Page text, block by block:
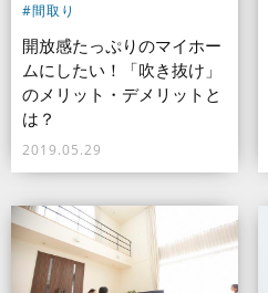
#間取り
開放感たっぷりのマイホー
ムにしたい！「吹き抜け」
のメリット・デメリットと
は？
2019.05.29